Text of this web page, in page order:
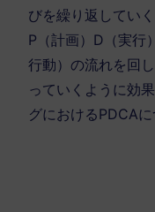
びを繰り返してい
P（計画）D（実行
行動）の流れを回
っていくように効
グにおけるPDCAに